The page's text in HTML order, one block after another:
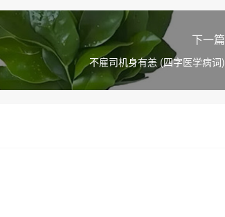
下一篇
不雇司机身有恙 (四字医学病词)